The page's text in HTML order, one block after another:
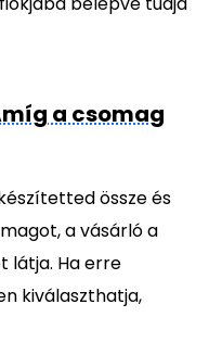
a csomag
össze és
a vásárló a
látja. Ha erre
kiválaszthatja,